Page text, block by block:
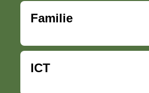
Familie
ICT